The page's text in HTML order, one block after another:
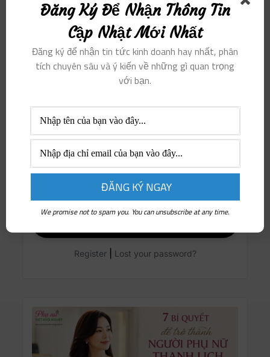
THAM GIA CỘNG ĐỒNG
Sign in to Your Account
Register| Lost your password?
Đăng Ký Để Nhận Thông Tin
Cập Nhật Mới Nhất
Đăng ký để nhận tin tức kinh doanh hay nhất, phân
tích chuyên sâu và ý kiến ​​về những gì quan trọng
với bạn.
We promise not to spam you. You can unsubscribe at any time.